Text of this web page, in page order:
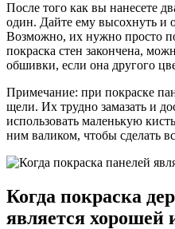
После того как вы нанесете
один. Дайте ему высохнуть и
Возможно, их нужно просто
покраска стен закончена,
обшивки, если она другого
Примечание: при покраске
щели. Их трудно замазать и
использовать маленькую
ним валиком, чтобы сделать
Когда покраска
является хорошей